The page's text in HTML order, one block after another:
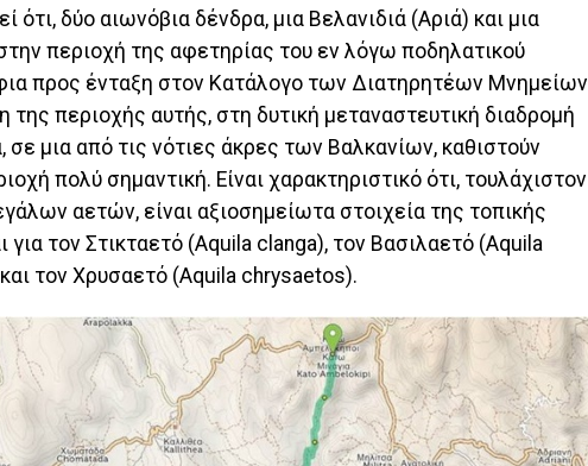
ότι, δύο αιωνόβια δένδρα, μια Βελανιδιά (Αριά) και μια
περιοχή της αφετηρίας του εν λόγω ποδηλατικού
προς ένταξη στον Κατάλογο των Διατηρητέων Μνημείων
της περιοχής αυτής, στη δυτική μεταναστευτική διαδρομή
μια από τις νότιες άκρες των Βαλκανίων, καθιστούν
πολύ σημαντική. Είναι χαρακτηριστικό ότι, τουλάχιστον
αετών, είναι αξιοσημείωτα στοιχεία της τοπικής
για τον Στικταετό (Aquila clanga), τον Βασιλαετό (Aquila
τον Χρυσαετό (Aquila chrysaetos).